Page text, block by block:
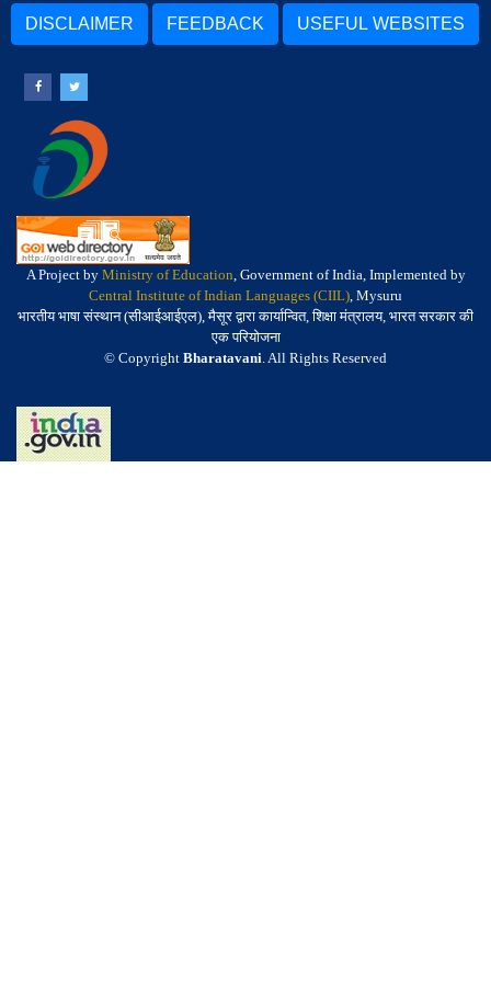
DISCLAIMER FEEDBACK USEFUL WEBSITES
A Project by Ministry of Education, Government of India, Implemented by
Central Institute of Indian Languages (CIIL), Mysuru
भारतीय भाषा संस्थान (सीआईआईएल), मैसूर द्वारा कार्यान्वित, शिक्षा मंत्रालय, भारत सरकार की
एक परियोजना
© Copyright Bharatavani. All Rights Reserved